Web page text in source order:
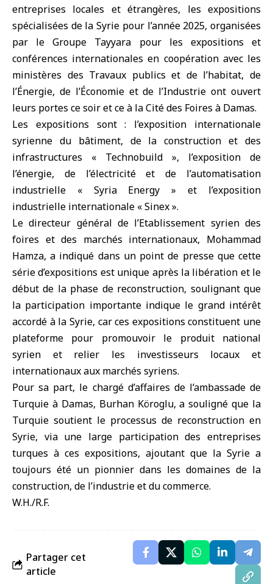
entreprises locales et étrangères, les expositions
spécialisées de la Syrie pour l’année 2025, organisées
par le Groupe Tayyara pour les expositions et
conférences internationales en coopération avec les
ministères des Travaux publics et de l’habitat, de
l’Énergie, de l’Économie et de l’Industrie ont ouvert
leurs portes ce soir et ce à la Cité des Foires à Damas.
Les expositions sont : l’exposition internationale
syrienne du bâtiment, de la construction et des
infrastructures « Technobuild », l’exposition de
l’énergie, de l’électricité et de l’automatisation
industrielle « Syria Energy » et l’exposition
industrielle internationale « Sinex ».
Le directeur général de l’Etablissement syrien des
foires et des marchés internationaux, Mohammad
Hamza, a indiqué dans un point de presse que cette
série d’expositions est unique après la libération et le
début de la phase de reconstruction, soulignant que
la participation importante indique le grand intérêt
accordé à la Syrie, car ces expositions constituent une
plateforme pour promouvoir le produit national
syrien et relier les investisseurs locaux et
internationaux aux marchés syriens.
Pour sa part, le chargé d’affaires de l’ambassade de
Turquie à Damas, Burhan Köroglu, a souligné que la
Turquie soutient le processus de reconstruction en
Syrie, via une large participation des entreprises
turques à ces expositions, ajoutant que la Syrie a
toujours été un pionnier dans les domaines de la
construction, de l’industrie et du commerce.
W.H./R.F.
Partager cet
article